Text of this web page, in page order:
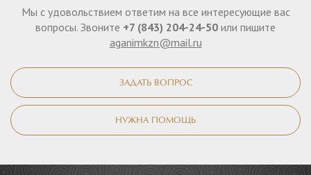
Мы с удовольствием ответим на все интересующие вас
вопросы. Звоните +7 (843) 204-24-50 или пишите
aganimkzn@mail.ru
ЗАДАТЬ ВОПРОС
НУЖНА ПОМОЩЬ